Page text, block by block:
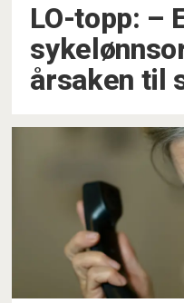
LO-topp: –
årsaken til